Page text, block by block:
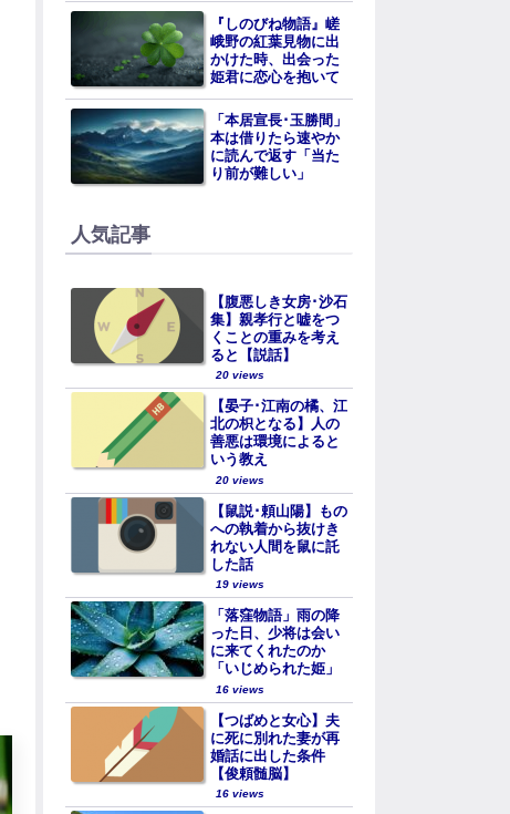
『しのびね物語』嵯
峨野の紅葉見物に出
かけた時、出会った
姫君に恋心を抱いて
「本居宣長･玉勝間」
本は借りたら速やか
に読んで返す「当た
り前が難しい」
人気記事
【腹悪しき女房･沙石
集】親孝行と嘘をつ
くことの重みを考え
ると【説話】
20 views
【晏子･江南の橘、江
北の枳となる】人の
善悪は環境によると
いう教え
20 views
【鼠説･頼山陽】もの
への執着から抜けき
れない人間を鼠に託
した話
19 views
「落窪物語」雨の降
った日、少将は会い
に来てくれたのか
「いじめられた姫」
16 views
【つばめと女心】夫
に死に別れた妻が再
婚話に出した条件
【俊頼髄脳】
16 views